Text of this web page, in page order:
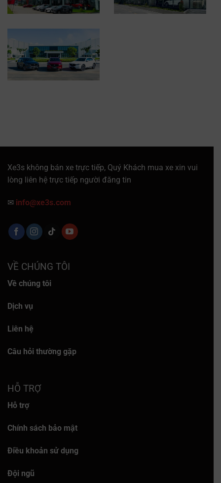
Xe3s không bán xe trực tiếp, Quý Khách mua xe xin vui
lòng liên hệ trực tiếp người đăng tin
✉ info@xe3s.com
VỀ CHÚNG TÔI
Về chúng tôi
Dịch vụ
Liên hệ
Câu hỏi thường gặp
HỖ TRỢ
Hỗ trợ
Chính sách bảo mật
Điều khoản sử dụng
Đội ngũ